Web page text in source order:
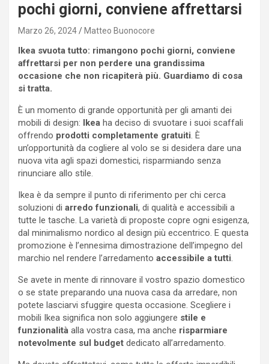
pochi giorni, conviene affrettarsi
Marzo 26, 2024 Matteo Buonocore
Ikea svuota tutto: rimangono pochi giorni, conviene
affrettarsi per non perdere una grandissima
occasione che non ricapiterà più. Guardiamo di cosa
si tratta.
È un momento di grande opportunità per gli amanti dei
mobili di design:
Ikea ha deciso di svuotare i suoi scaffali
offrendo prodotti completamente gratuiti. È
un’opportunità da cogliere al volo se si desidera dare una
nuova vita agli spazi domestici, risparmiando senza
rinunciare allo stile.
Ikea è da sempre il punto di riferimento per chi cerca
soluzioni di arredo funzionali, di qualità e accessibili a
tutte le tasche. La varietà di proposte copre ogni esigenza,
dal minimalismo nordico al design più eccentrico. E questa
promozione è l’ennesima dimostrazione dell’impegno del
marchio nel rendere l’arredamento accessibile a tutti.
Se avete in mente di rinnovare il vostro spazio domestico
o se state preparando una nuova casa da arredare, non
potete lasciarvi sfuggire questa occasione. Scegliere i
mobili Ikea significa non solo aggiungere stile e
funzionalità alla vostra casa, ma anche risparmiare
notevolmente sul budget dedicato all’arredamento.